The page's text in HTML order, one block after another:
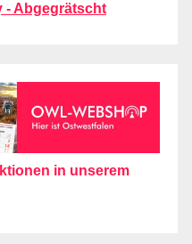
- Abgegrätscht
in unserem